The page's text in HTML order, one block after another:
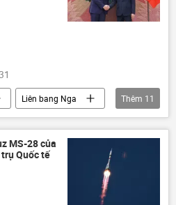
Liên bang Nga
hội Việt Nam
Thêm 11
MS-28 của
Quốc tế